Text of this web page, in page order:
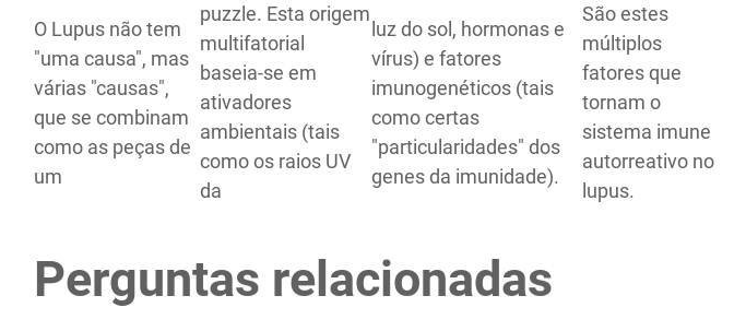
O Lupus não tem
"uma causa", mas
várias "causas",
que se combinam
como as peças de
um
puzzle. Esta origem
multifatorial
baseia-se em
ativadores
ambientais (tais
como os raios UV
da
luz do sol, hormonas e
vírus) e fatores
imunogenéticos (tais
como certas
"particularidades" dos
genes da imunidade).
São estes
múltiplos
fatores que
tornam o
sistema imune
autorreativo no
lupus.
Perguntas relacionadas